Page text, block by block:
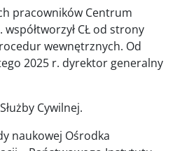
pracowników Centrum
CŁ od strony
wewnętrznych. Od
2025 r. dyrektor generalny
Cywilnej.
naukowej Ośrodka